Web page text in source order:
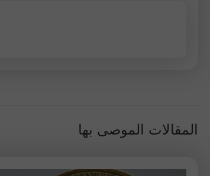
المقالات الموصى بها